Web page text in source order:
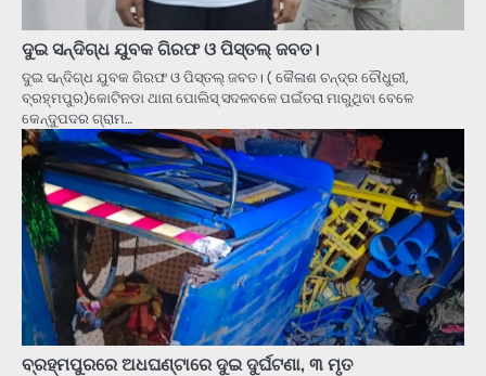
ଦୁଇ ସନ୍ଦିଗ୍ଧ ଯୁବକ ଗିରଫ ଓ ପିସ୍ତଲ୍ ଜବତ।
ଦୁଇ ସନ୍ଦିଗ୍ଧ ଯୁବକ ଗିରଫ ଓ ପିସ୍ତଲ୍ ଜବତ। ( କୈଳାଶ ଚନ୍ଦ୍ର ଚୌଧୁରୀ,
ବ୍ରହ୍ମପୁର)କୋଟିନଡା ଥାନା ପୋଲିସ୍ ସଦଳବଳେ ପଇଁତରା ମାରୁଥିବା ବେଳେ
କେନ୍ଦୁପଦର ଗ୍ରାମ…
ବ୍ରହ୍ମପୁରରେ ଅଧଘଣ୍ଟାରେ ଦୁଇ ଦୁର୍ଘଟଣା, ୩ ମୃତ